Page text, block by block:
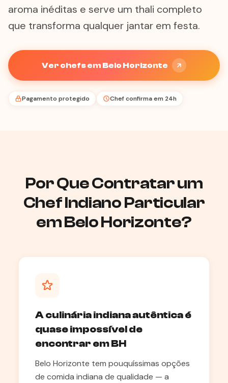
aroma inéditas e serve um thali completo
que transforma qualquer jantar em festa.
Ver chefs em Belo Horizonte
Pagamento protegido Chef confirma em 24h
Por Que Contratar um
Chef Indiano Particular
em Belo Horizonte?
A culinária indiana autêntica é
quase impossível de
encontrar em BH
Belo Horizonte tem pouquíssimas opções
de comida indiana de qualidade — a